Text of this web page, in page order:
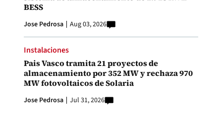
BESS
Jose Pedrosa Aug 03, 2026
Instalaciones
Pais Vasco tramita 21 proyectos de
almacenamiento por 352 MW y rechaza 970
MW fotovoltaicos de Solaria
Jose Pedrosa Jul 31, 2026